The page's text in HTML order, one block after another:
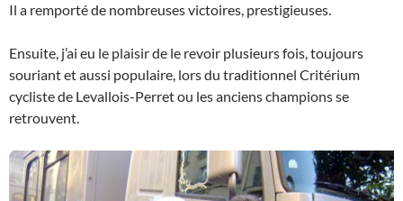
Il a remporté de nombreuses victoires, prestigieuses.
Ensuite, j’ai eu le plaisir de le revoir plusieurs fois, toujours
souriant et aussi populaire, lors du traditionnel Critérium
cycliste de Levallois-Perret ou les anciens champions se
retrouvent.